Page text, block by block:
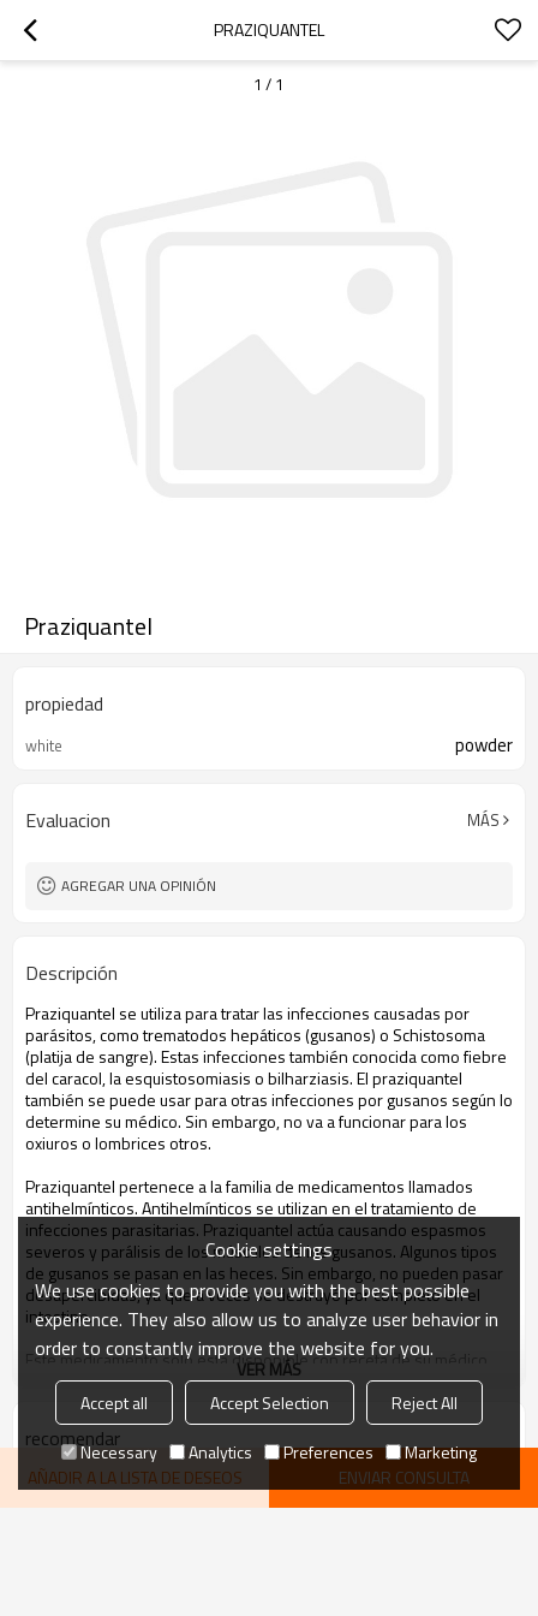
PRAZIQUANTEL
1 / 1
Praziquantel
propiedad
white powder
Evaluacion MÁS
AGREGAR UNA OPINIÓN
Descripción
Praziquantel se utiliza para tratarlas infecciones causadas por
parásitos, comotrematodos hepáticos(gusanos) o Schistosoma
(platijade sangre).Estas infeccionestambiénconocida como fiebre
delcaracol, la esquistosomiasisobilharziasis.El praziquantel
también se puede usarparaotras infecciones por gusanos según lo
determine sumédico. Sin embargo,no va a funcionarpara los
oxiurosolombricesotros.
Praziquantelpertenece a la familiade medicamentos llamados
antihelmínticos.Antihelmínticos se utilizanen el tratamiento de
infecciones parasitarias. Praziquantel actúa causando espasmos
severosy parálisis de los músculosde los gusanos.Algunos tipos
de gusanos se pasan en las heces. Sin embargo, no pueden pasar
desapercibidas,ya quea veces sedestruyó por completoen el
intestino.
Este medicamentosólo está disponible conreceta de su médico.
Una vez que el medicamentoha sidoaprobado para su
comercializaciónpara un cierto uso, la experienciapuede mostrar
quetambién es útil para otros problemas médicos.Aunque estos
usosno están incluidos enel etiquetado del producto, praziquantel
se utiliza enciertos pacientes conlas siguientes condiciones
médicas:
VER MÁS
recomendar
AÑADIR A LA LISTA DE DESEOS ENVIAR CONSULTA
Cookie settings
We use cookies to provide you with the best possible
experience. They also allow us to analyze user behavior in
order to constantly improve the website for you.
Accept all Accept Selection
Reject All
Necessary
Analytics Preferences Marketing